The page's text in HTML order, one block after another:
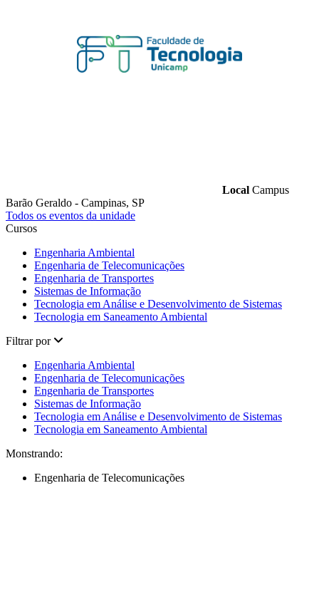
Local Campus
Barão Geraldo - Campinas, SP
Todos os eventos da unidade
Cursos
Engenharia Ambiental
Engenharia de Telecomunicações
Engenharia de Transportes
Sistemas de Informação
Tecnologia em Análise e Desenvolvimento de Sistemas
Tecnologia em Saneamento Ambiental
Filtrar por
Engenharia Ambiental
Engenharia de Telecomunicações
Engenharia de Transportes
Sistemas de Informação
Tecnologia em Análise e Desenvolvimento de Sistemas
Tecnologia em Saneamento Ambiental
Monstrando:
Engenharia de Telecomunicações